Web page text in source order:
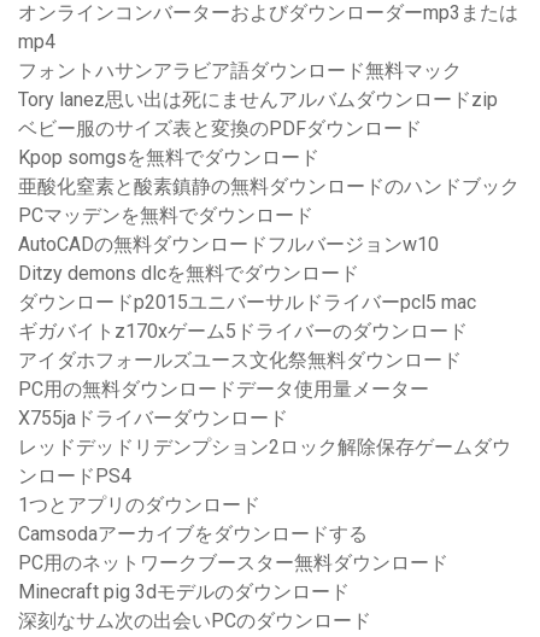
オンラインコンバーターおよびダウンローダーmp3または
mp4
フォントハサンアラビア語ダウンロード無料マック
Tory lanez思い出は死にませんアルバムダウンロードzip
ベビー服のサイズ表と変換のPDFダウンロード
Kpop somgsを無料でダウンロード
亜酸化窒素と酸素鎮静の無料ダウンロードのハンドブック
PCマッデンを無料でダウンロード
AutoCADの無料ダウンロードフルバージョンw10
Ditzy demons dlcを無料でダウンロード
ダウンロードp2015ユニバーサルドライバーpcl5 mac
ギガバイトz170xゲーム5ドライバーのダウンロード
アイダホフォールズユース文化祭無料ダウンロード
PC用の無料ダウンロードデータ使用量メーター
X755jaドライバーダウンロード
レッドデッドリデンプション2ロック解除保存ゲームダウ
ンロードPS4
1つとアプリのダウンロード
Camsodaアーカイブをダウンロードする
PC用のネットワークブースター無料ダウンロード
Minecraft pig 3dモデルのダウンロード
深刻なサム次の出会いPCのダウンロード